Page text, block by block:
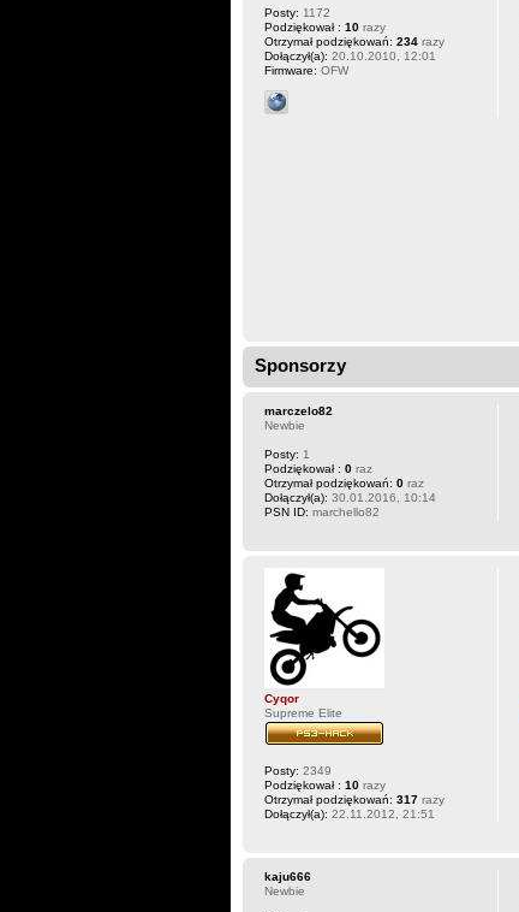
Posty: 1172
Podziękował : 10 razy
Otrzymał podziękowań: 234 razy
Dołączył(a): 20.10.2010, 12:01
Firmware: OFW
Sponsorzy
marczelo82
Newbie
Posty: 1
Podziękował : 0 raz
Otrzymał podziękowań: 0 raz
Dołączył(a): 30.01.2016, 10:14
PSN ID: marchello82
Cyqor
Supreme Elite
Posty: 2349
Podziękował : 10 razy
Otrzymał podziękowań: 317 razy
Dołączył(a): 22.11.2012, 21:51
kaju666
Newbie